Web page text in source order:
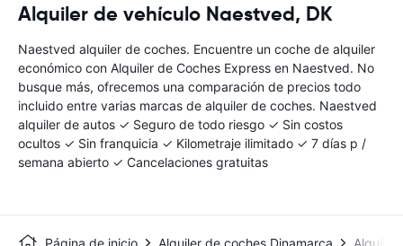
Alquiler de vehículo Naestved, DK
Naestved alquiler de coches. Encuentre un coche de alquiler
económico con Alquiler de Coches Express en Naestved. No
busque más, ofrecemos una comparación de precios todo
incluido entre varias marcas de alquiler de coches. Naestved
alquiler de autos ✓ Seguro de todo riesgo ✓ Sin costos
ocultos ✓ Sin franquicia ✓ Kilometraje ilimitado ✓ 7 días p /
semana abierto ✓ Cancelaciones gratuitas
Página de inicio Alquiler de coches Dinamarca Alquiler